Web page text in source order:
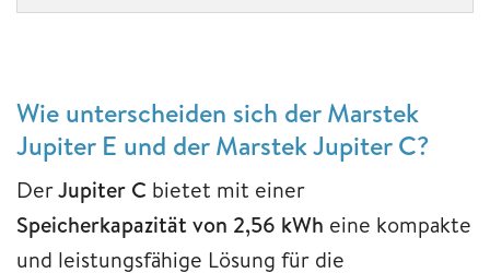
Wie unterscheiden sich der Marstek
Jupiter E und der Marstek Jupiter C?
DerJupiter C bietet mit einer
Speicherkapazität von 2,56 kWh eine kompakte
und leistungsfähige Lösung für die